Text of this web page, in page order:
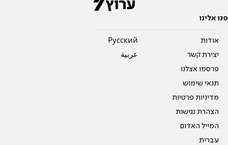
פנו אלינו
אודות
יצירת קשר
פרסמו אצלנו
תנאי שימוש
מדיניות פרטיות
הצהרת נגישות
המייל האדום
עברית
Pусский
عربية